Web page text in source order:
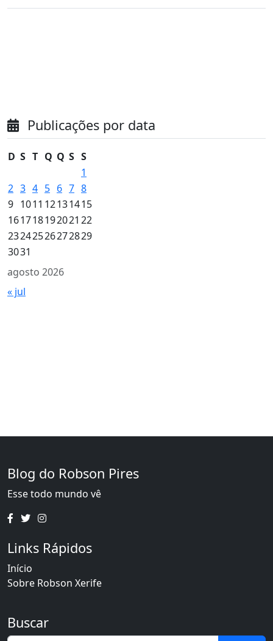
Publicações por data
agosto 2026
D S T Q Q S S
1
2 3 4 5 6 7 8
9 1011 12131415
161718192021 22
23242526272829
3031
« jul
Blog do Robson Pires
Esse todo mundo vê
Links Rápidos
Início
Sobre Robson Xerife
Buscar